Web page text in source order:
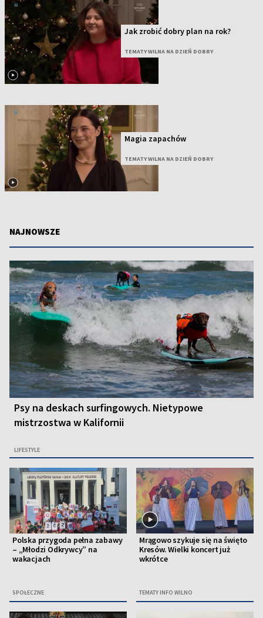
Jak zrobić dobry plan na rok?
TEMATY WILNA NA DZIEŃ DOBRY
Magia zapachów
TEMATY WILNA NA DZIEŃ DOBRY
NAJNOWSZE
Psy na deskach surfingowych. Nietypowe
mistrzostwa w Kalifornii
LIFESTYLE
Polska przygoda pełna zabawy
– „Młodzi Odkrywcy” na
wakacjach
SPOŁECZNE
Mrągowo szykuje się na święto
Kresów. Wielki koncert już
wkrótce
TEMATY INFO WILNO